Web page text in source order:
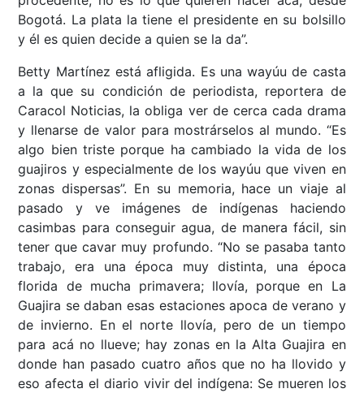
Bogotá. La plata la tiene el presidente en su bolsillo
y él es quien decide a quien se la da”.
Betty Martínez está afligida. Es una wayúu de casta
a la que su condición de periodista, reportera de
Caracol Noticias, la obliga ver de cerca cada drama
y llenarse de valor para mostrárselos al mundo. “Es
algo bien triste porque ha cambiado la vida de los
guajiros y especialmente de los wayúu que viven en
zonas dispersas”. En su memoria, hace un viaje al
pasado y ve imágenes de indígenas haciendo
casimbas para conseguir agua, de manera fácil, sin
tener que cavar muy profundo. “No se pasaba tanto
trabajo, era una época muy distinta, una época
florida de mucha primavera; llovía, porque en La
Guajira se daban esas estaciones apoca de verano y
de invierno. En el norte llovía, pero de un tiempo
para acá no llueve; hay zonas en la Alta Guajira en
donde han pasado cuatro años que no ha llovido y
eso afecta el diario vivir del indígena: Se mueren los